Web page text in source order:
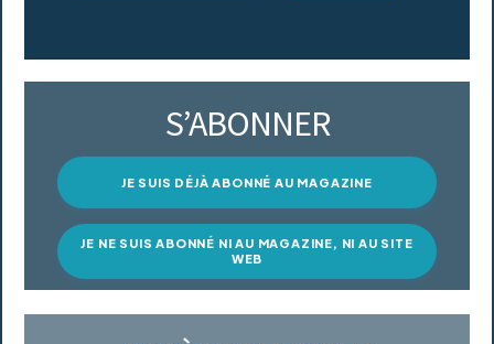
S’ABONNER
JE SUIS DÉJÀ ABONNÉ AU MAGAZINE
JE NE SUIS ABONNÉ NI AU MAGAZINE, NI AU SITE
WEB